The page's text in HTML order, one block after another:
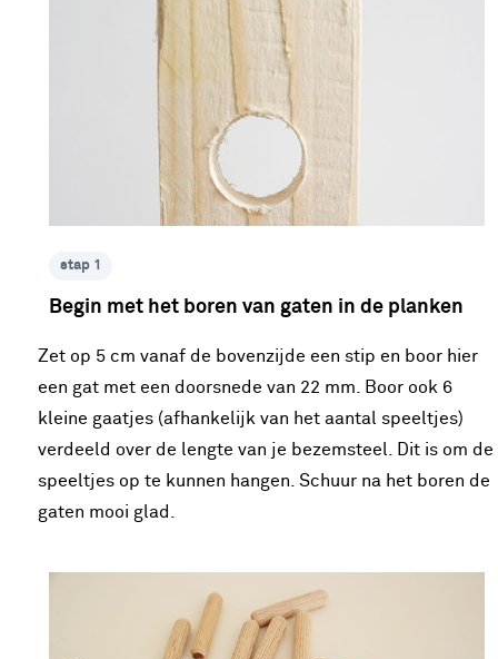
stap 1
Begin met het boren van gaten in de planken
Zet op 5 cm vanaf de bovenzijde een stip en boor hier
een gat met een doorsnede van 22 mm. Boor ook 6
kleine gaatjes (afhankelijk van het aantal speeltjes)
verdeeld over de lengte van je bezemsteel. Dit is om de
speeltjes op te kunnen hangen. Schuur na het boren de
gaten mooi glad.